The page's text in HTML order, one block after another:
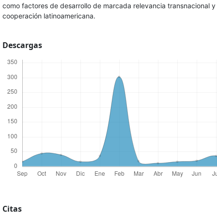
como factores de desarrollo de marcada relevancia transnacional
cooperación latinoamericana.
Descargas
Citas